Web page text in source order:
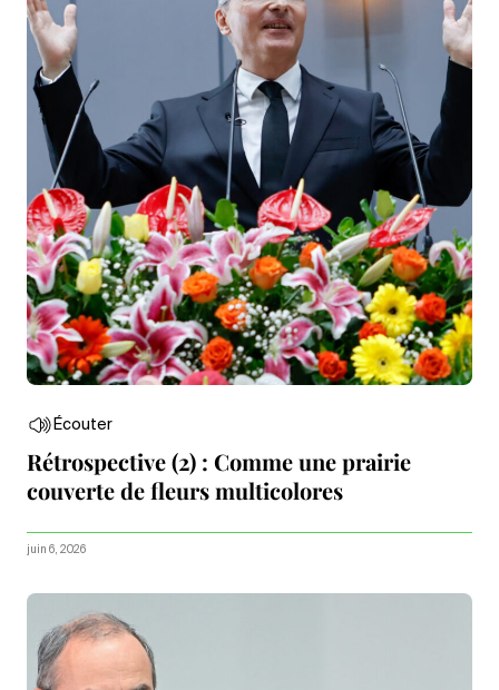
Écouter
Rétrospective (2) : Comme une prairie
couverte de fleurs multicolores
juin 6, 2026